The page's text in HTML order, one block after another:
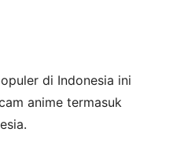
di Indonesia ini
anime termasuk